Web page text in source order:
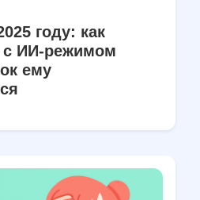
году: как
с ИИ-режимом
ему